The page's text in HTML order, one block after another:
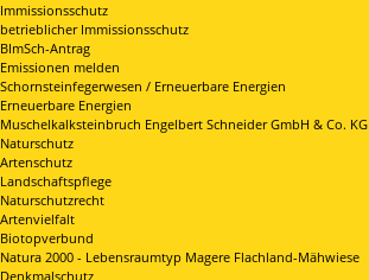
Immissionsschutz
betrieblicher Immissionsschutz
BImSch-Antrag
Emissionen melden
Schornsteinfegerwesen / Erneuerbare Energien
Erneuerbare Energien
Muschelkalksteinbruch Engelbert Schneider GmbH & Co. KG
Naturschutz
Artenschutz
Landschaftspflege
Naturschutzrecht
Artenvielfalt
Biotopverbund
Natura 2000 - Lebensraumtyp Magere Flachland-Mähwiese
Denkmalschutz